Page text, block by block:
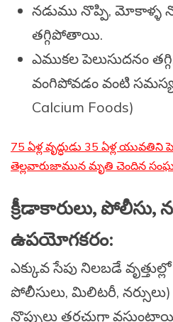
నడుము నొప్పి, మోకాళ్ళ
తగ్గిపోతాయి.
ఎముకల పెలుసుదనం తగ్గి,
వంగిపోవడం వంటి
Calcium Foods)
75 ఏళ్ల వృద్ధుడు 35 ఏళ్ల
తెల్లవారుజామున మృతి చెందిన
క్రీడాకారులు, పోలీసు,
ఉపయోగకరం:
ఎక్కువ సేపు నిలబడే
పోలీసులు, మిలిటరీ, నర్సులు)
నొప్పులు తరచుగా